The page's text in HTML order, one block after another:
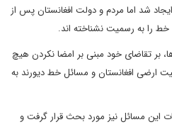
شد اما مردم و دولت افغانستان پس از
بر تقاضای خود مبنی بر امضا نکردن هیچ
ارضی افغانستان و مسائل خط دیورند به
این مسائل نیز مورد بحث قرار گرفت و